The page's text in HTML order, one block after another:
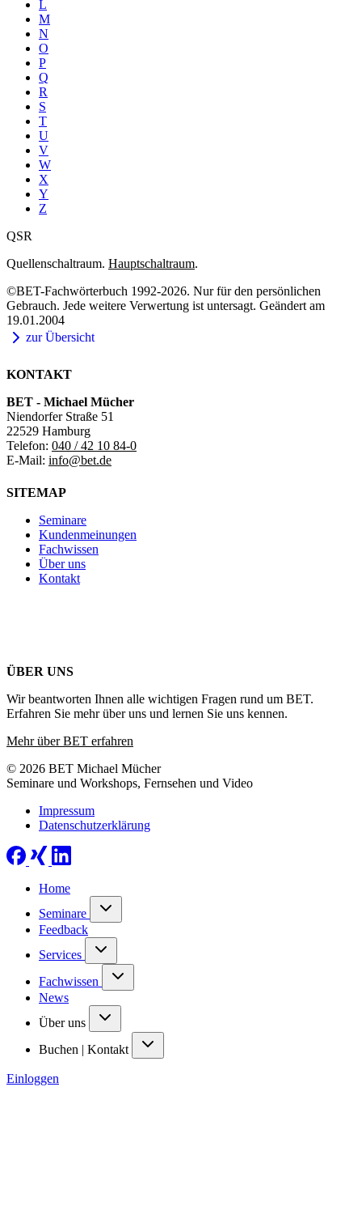
L
M
N
O
P
Q
R
S
T
U
V
W
X
Y
Z
QSR
Quellenschaltraum. Hauptschaltraum.
©BET-Fachwörterbuch 1992-2026. Nur für den persönlichen
Gebrauch. Jede weitere Verwertung ist untersagt. Geändert am
19.01.2004
zur Übersicht
KONTAKT
BET - Michael Mücher
Niendorfer Straße 51
22529 Hamburg
Telefon: 040 / 42 10 84-0
E-Mail: info@bet.de
SITEMAP
Seminare
Kundenmeinungen
Fachwissen
Über uns
Kontakt
ÜBER UNS
Wir beantworten Ihnen alle wichtigen Fragen rund um BET.
Erfahren Sie mehr über uns und lernen Sie uns kennen.
Mehr über BET erfahren
© 2026 BET Michael Mücher
Seminare und Workshops, Fernsehen und Video
Impressum
Datenschutzerklärung
Home
Seminare
Feedback
Services
Fachwissen
News
Über uns
Buchen | Kontakt
Einloggen